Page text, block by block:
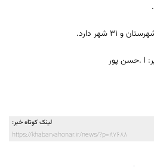
ا .حسن پور
لینک کوتاه خبر:
https://khabarvahonar.ir/news/?p=87688